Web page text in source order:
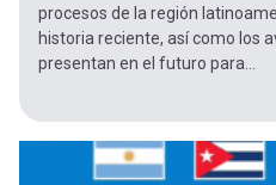
procesos de la región
historia reciente, así como los
presentan en el futuro para...